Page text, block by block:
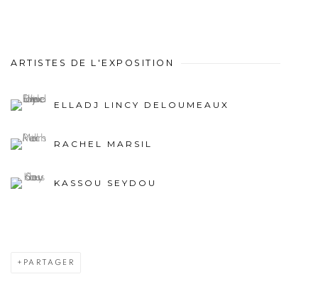
ARTISTES DE L'EXPOSITION
ELLADJ LINCY DELOUMEAUX
RACHEL MARSIL
KASSOU SEYDOU
PARTAGER